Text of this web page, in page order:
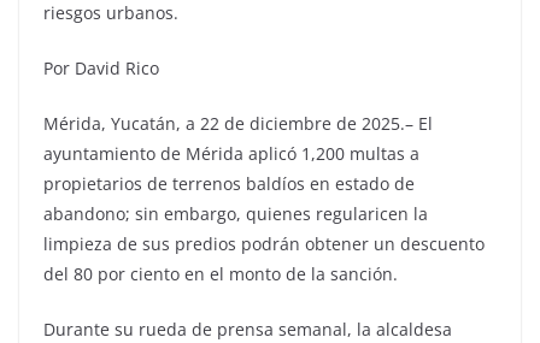
riesgos urbanos.
Por David Rico
Mérida, Yucatán, a 22 de diciembre de 2025.– El
ayuntamiento de Mérida aplicó 1,200 multas a
propietarios de terrenos baldíos en estado de
abandono; sin embargo, quienes regularicen la
limpieza de sus predios podrán obtener un descuento
del 80 por ciento en el monto de la sanción.
Durante su rueda de prensa semanal, la alcaldesa